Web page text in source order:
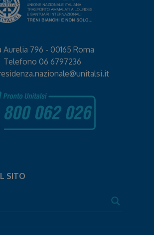
Aurelia 796 - 00165 Roma
Telefono 06 6797236
SITO